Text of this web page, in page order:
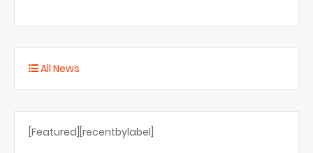
All News
[Featured][recentbylabel]